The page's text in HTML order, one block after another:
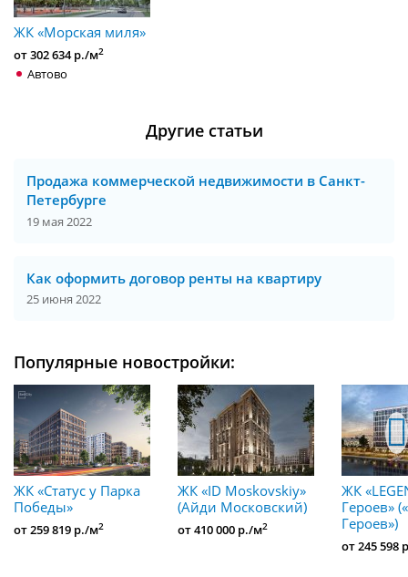
ЖК «Морская миля»
от 302 634 р./м2
Автово
Другие статьи
Продажа коммерческой недвижимости в Санкт-
Петербурге
19 мая 2022
Как оформить договор ренты на квартиру
25 июня 2022
Популярные новостройки:
ЖК «Статус у Парка
Победы»
от 259 819 р./м2
ЖК «ID Moskovskiy»
(Айди Московский)
от 410 000 р./м2
ЖК
Героев»
Героев»)
от 245 598